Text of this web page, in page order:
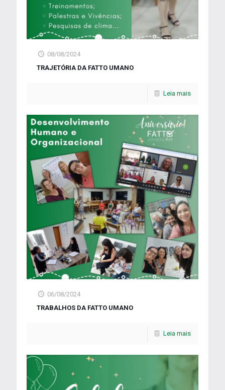
08/08/2024
TRAJETÓRIA DA FATTO UMANO
Leia mais
06/08/2024
TRABALHOS DA FATTO UMANO
Leia mais